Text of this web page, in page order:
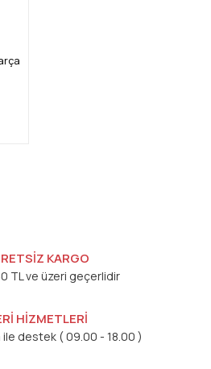
KARGO
TL ve üzeri geçerlidir
HİZMETLERİ
destek ( 09.00 - 18.00 )